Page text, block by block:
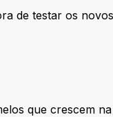
de testar os
que crescem